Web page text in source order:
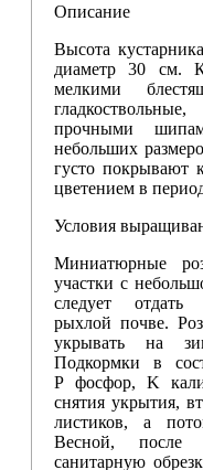
Описание
Высота
диаметр 30 см.
мелкими
прочными
небольших
густо
цветением в
Условия
Миниатюрные
участки с
следует отдать
рыхлой почве.
укрывать на
Подкормки в
P фосфор, K
снятия укрытия,
листиков, а
Весной, после
санитарную